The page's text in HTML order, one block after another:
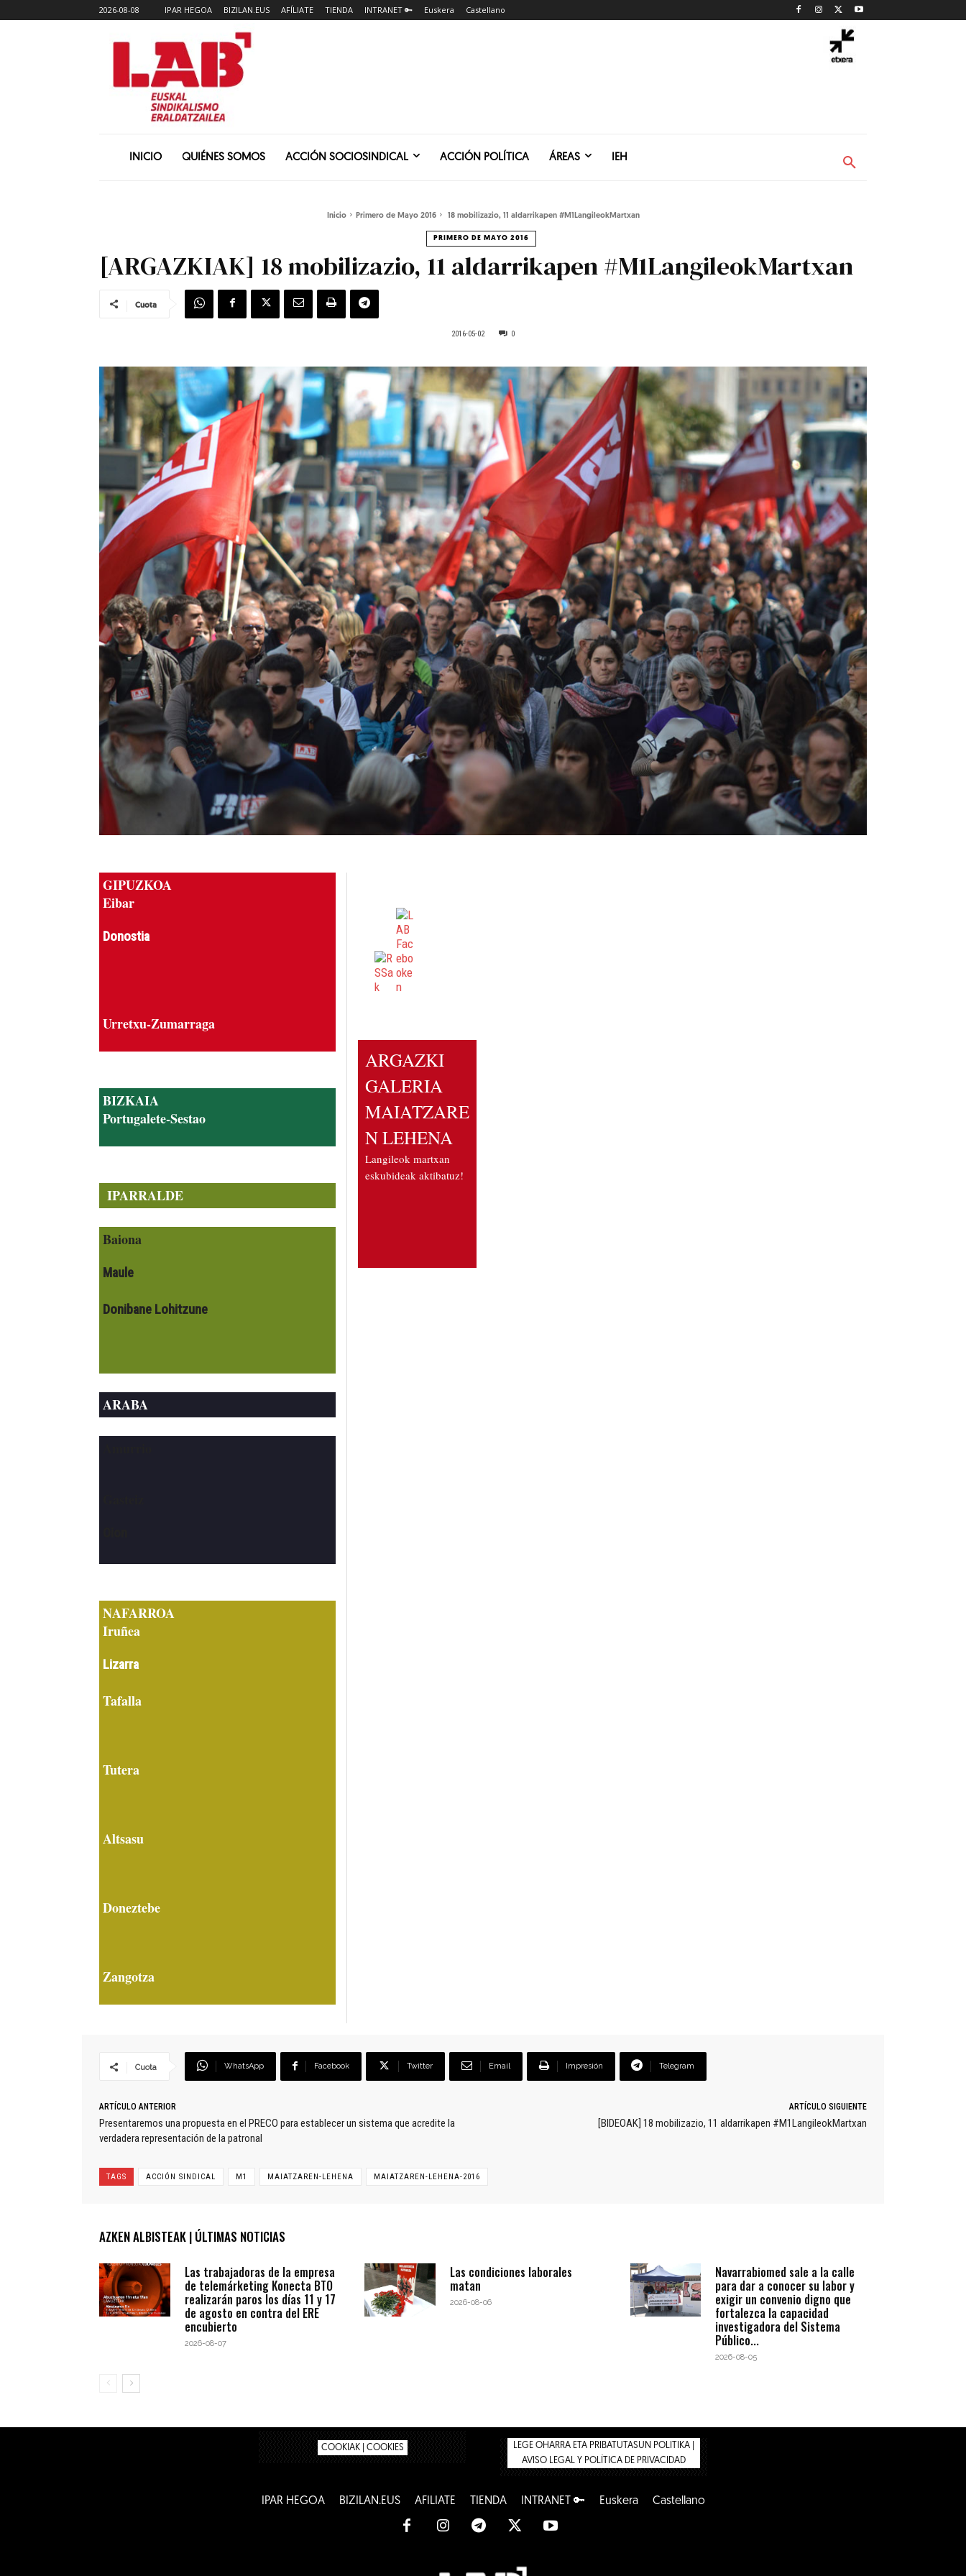
2026-08-08 IPAR HEGOA BIZILAN.EUS AFÍLIATE TIENDA INTRANET 🔑 Euskera Castellano
INICIO QUIÉNES SOMOS ACCIÓN SOCIOSINDICAL ACCIÓN POLÍTICA ÁREAS IEH
Inicio Primero de Mayo 2016 18 mobilizazio, 11 aldarrikapen #M1LangileokMartxan
PRIMERO DE MAYO 2016
[ARGAZKIAK] 18 mobilizazio, 11 aldarrikapen #M1LangileokMartxan
Cuota
2016-05-02 0
GIPUZKOA
Eibar
Donostia
Urretxu-Zumarraga
BIZKAIA
Portugalete-Sestao
IPARRALDE
Baiona
Maule
Donibane Lohitzune
ARABA
NAFARROA
Iruñea
Lizarra
Tafalla
Tutera
Altsasu
Doneztebe
Zangotza
ARGAZKI
GALERIA
MAIATZARE
N LEHENA
Langileok martxan
eskubideak aktibatuz!
Cuota WhatsApp Facebook Twitter Email Impresión Telegram
ARTÍCULO ANTERIOR
Presentaremos una propuesta en el PRECO para establecer un sistema que acredite la
verdadera representación de la patronal
ARTÍCULO SIGUIENTE
[BIDEOAK] 18 mobilizazio, 11 aldarrikapen #M1LangileokMartxan
TAGS ACCIÓN SINDICAL M1 MAIATZAREN-LEHENA MAIATZAREN-LEHENA-2016
AZKEN ALBISTEAK | ÚLTIMAS NOTICIAS
Las trabajadoras de la empresa
de telemárketing Konecta BTO
realizarán paros los días 11 y 17
de agosto en contra del ERE
encubierto
2026-08-07
Las condiciones laborales
matan
2026-08-06
Navarrabiomed sale a la calle
para dar a conocer su labor y
exigir un convenio digno que
fortalezca la capacidad
investigadora del Sistema
Público...
2026-08-05
COOKIAK | COOKIES
LEGE OHARRA ETA PRIBATUTASUN POLITIKA |
AVISO LEGAL Y POLÍTICA DE PRIVACIDAD
IPAR HEGOA BIZILAN.EUS AFÍLIATE TIENDA INTRANET 🔑 Euskera Castellano